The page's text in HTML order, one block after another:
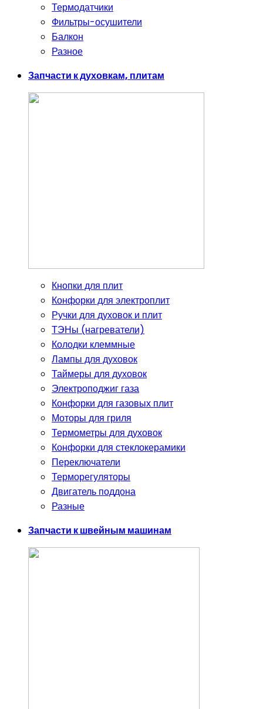
Термодатчики
Фильтры-осушители
Балкон
Разное
Запчасти к духовкам, плитам
Кнопки для плит
Конфорки для электроплит
Ручки для духовок и плит
ТЭНы (нагреватели)
Колодки клеммные
Лампы для духовок
Таймеры для духовок
Электроподжиг газа
Конфорки для газовых плит
Моторы для гриля
Термометры для духовок
Конфорки для стеклокерамики
Переключатели
Терморегуляторы
Двигатель поддона
Разные
Запчасти к швейным машинам